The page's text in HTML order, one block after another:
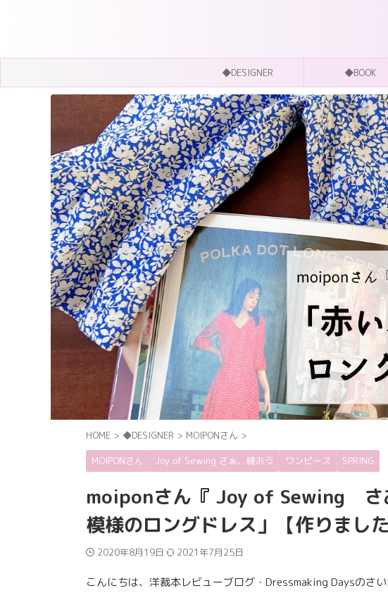
◆DESIGNER ◆BOOK
HOME > ◆DESIGNER > MOIPONさん >
MOIPONさん
Joy of Sewing さぁ、縫おう ワンピース SPRING
moiponさん『 Joy of Sewing さ
模様のロングドレス」【作りました
2020年8月19日 2021年7月25日
こんにちは、洋裁本レビューブログ・Dressmaking Daysのさい